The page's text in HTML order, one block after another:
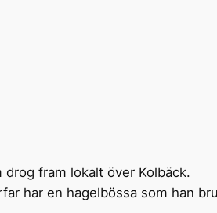
fram lokalt över Kolbäck.
har en hagelbössa som han